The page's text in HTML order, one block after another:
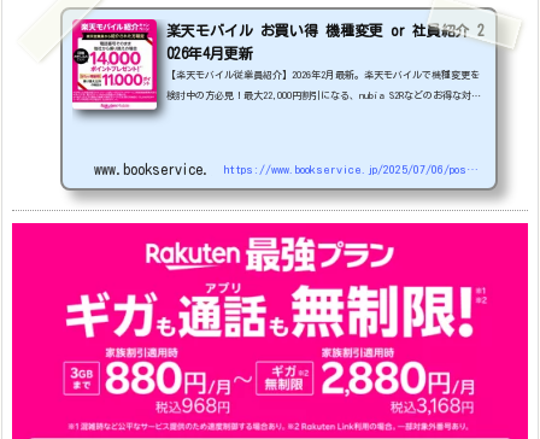
楽天モバイル お買い得 機種変更 or 社員紹介 2
026年4月更新
【楽天モバイル従業員紹介】2026年2月最新。楽天モバイルで機種変更を
検討中の方必見！最大22,000円割引になる、nubia S2Rなどのお得な対象
arrows We2 1円 arrows We2 Plus #1円
www.bookservice.jp https://www.bookservice.jp/2025/07/06/post-48181